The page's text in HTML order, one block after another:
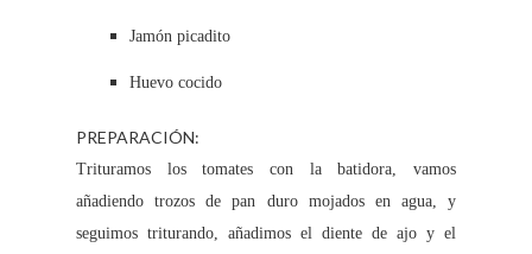
Jamón picadito
Huevo cocido
PREPARACIÓN:
Trituramos los tomates con la batidora, vamos
añadiendo trozos de pan duro mojados en agua, y
seguimos triturando, añadimos el diente de ajo y el